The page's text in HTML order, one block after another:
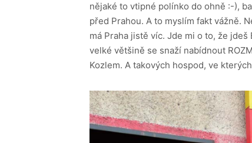
nějaké to vtipné polínko do ohně :-),
před Prahou. A to myslím fakt vážně.
má Praha jistě víc. Jde mi o to, že
velké většině se snaží nabídnout
Kozlem. A takových hospod, ve